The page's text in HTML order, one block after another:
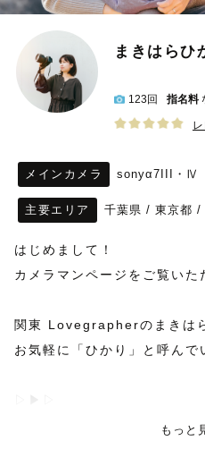
まきはらひ
123回 指名料
メインカメラ sonyα7III・Ⅳ
主要エリア 千葉県 / 東京都 /
はじめまして！
カメラマンページをご覧いた
関東 Lovegrapherのまきは
お気軽に「ひかり」と呼んで
ふんわりと優しい、心温まる
もっと